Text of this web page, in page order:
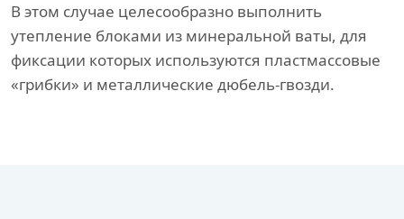
В этом случае целесообразно выполнить
утепление блоками из минеральной ваты, для
фиксации которых используются пластмассовые
«грибки» и металлические дюбель-гвозди.